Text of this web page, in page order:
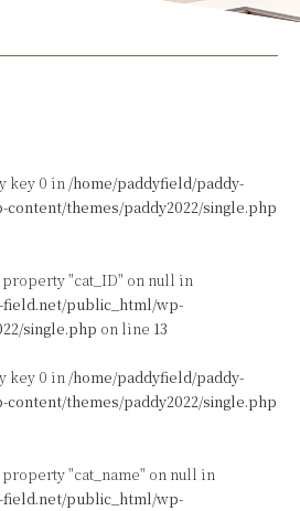
key 0 in /home/paddyfield/paddy-
themes/paddy2022/single.php
property "cat_ID" on null in
field.net/public_html/wp-
single.php on line 13
key 0 in /home/paddyfield/paddy-
themes/paddy2022/single.php
"cat_name" on null in
field.net/public_html/wp-